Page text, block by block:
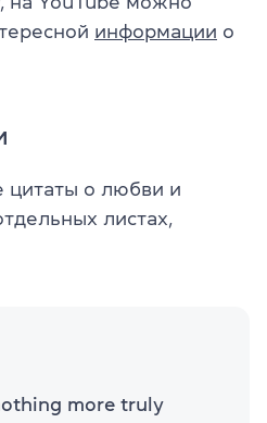
информации о
цитаты о любви и
листах,
more truly